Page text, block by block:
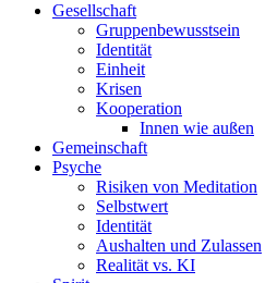
Gesellschaft
Gruppenbewusstsein
Identität
Einheit
Krisen
Kooperation
Innen wie außen
Gemeinschaft
Psyche
Risiken von Meditation
Selbstwert
Identität
Aushalten und Zulassen
Realität vs. KI